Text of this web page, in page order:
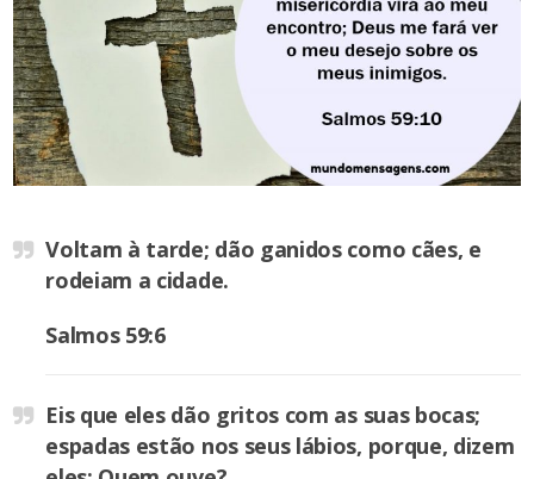
Voltam à tarde; dão ganidos como cães, e
rodeiam a cidade.
Salmos 59:6
Eis que eles dão gritos com as suas bocas;
espadas estão nos seus lábios, porque, dizem